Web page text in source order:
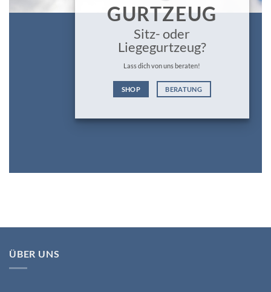
GURTZEUG
Sitz- oder
Liegegurtzeug?
Lass dich von uns beraten!
SHOP BERATUNG
ÜBER UNS